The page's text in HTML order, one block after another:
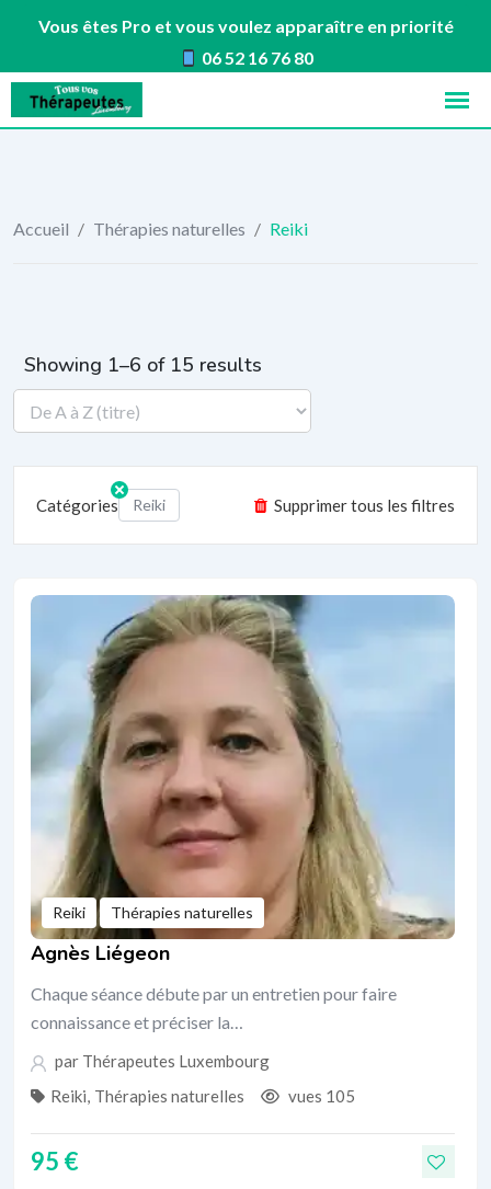
Vous êtes Pro et vous voulez apparaître en priorité
06 52 16 76 80
Skip
content
Accueil / Thérapies naturelles / Reiki
Showing 1–6 of 15 results
Catégories Reiki Supprimer tous les filtres
Reiki Thérapies naturelles
Agnès Liégeon
Chaque séance débute par un entretien pour faire
connaissance et préciser la…
par Thérapeutes Luxembourg
Reiki, Thérapies naturelles vues 105
95 €